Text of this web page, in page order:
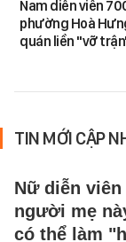
Nam diễn viên
phường Hoà
quán liền "vỡ
TIN MỚI CẬP
Nữ diễn
người mẹ
có thể làm